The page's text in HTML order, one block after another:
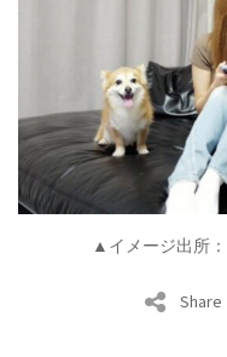
▲イメージ出所：
Share